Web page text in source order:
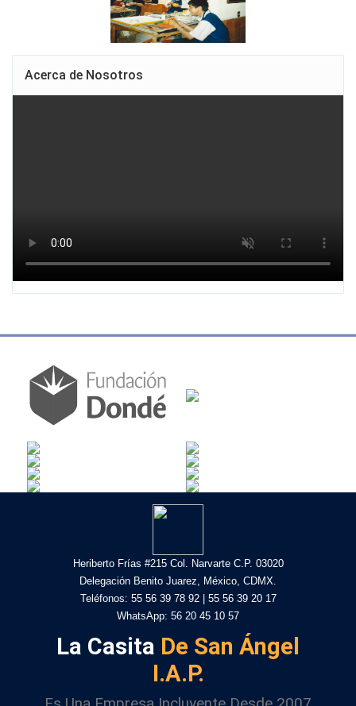
Acerca de Nosotros
Heriberto Frías #215 Col. Narvarte C.P. 03020
Delegación Benito Juarez, México, CDMX.
Teléfonos: 55 56 39 78 92 | 55 56 39 20 17
WhatsApp: 56 20 45 10 57
La Casita De San Ángel
I.A.P.